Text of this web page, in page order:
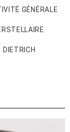
GÉNÉRALE
DIETRICH